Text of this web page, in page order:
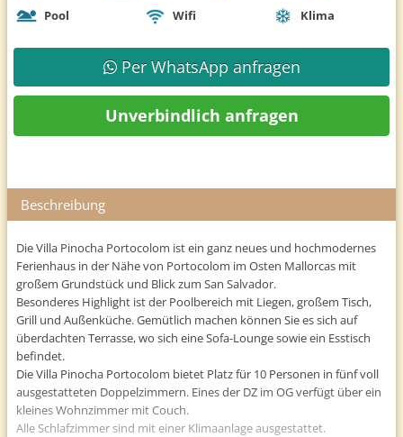
Pool
Wifi Klima
Per WhatsApp anfragen
Unverbindlich anfragen
Beschreibung
Die Villa Pinocha Portocolom ist ein ganz neues und hochmodernes
Ferienhaus in der Nähe von Portocolom im Osten Mallorcas mit
großem Grundstück und Blick zum San Salvador.
Besonderes Highlight ist der Poolbereich mit Liegen, großem Tisch,
Grill und Außenküche. Gemütlich machen können Sie es sich auf
überdachten Terrasse, wo sich eine Sofa-Lounge sowie ein Esstisch
befindet.
Die Villa Pinocha Portocolom bietet Platz für 10 Personen in fünf voll
ausgestatteten Doppelzimmern. Eines der DZ im OG verfügt über ein
kleines Wohnzimmer mit Couch.
Alle Schlafzimmer sind mit einer Klimaanlage ausgestattet.